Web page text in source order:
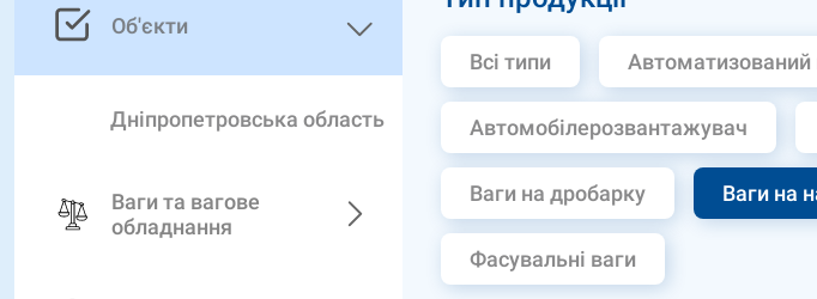
Об'єкти
Дніпропетровська область
Ваги та вагове
обладнання
Всі типи Автоматизований
Автомобілерозвантажувач
Ваги на дробарку Ваги на
Фасувальні ваги